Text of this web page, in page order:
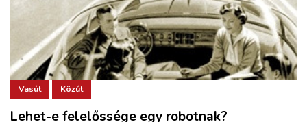
Vasút Közút
Lehet-e felelőssége egy robotnak?